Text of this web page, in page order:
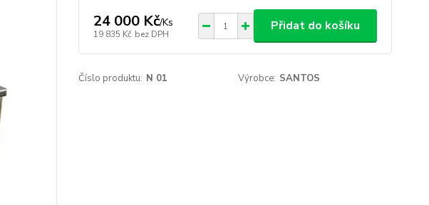
24 000 Kč/Ks
19 835 Kč bez DPH
Přidat do košíku
Číslo produktu: N 01 Výrobce: SANTOS